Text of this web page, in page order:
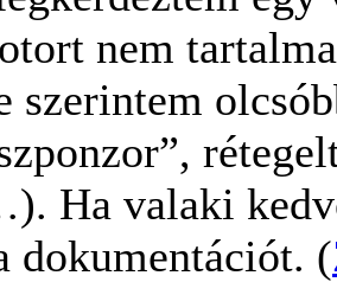
nem
szerintem
Ha valaki
dokumentációt. (